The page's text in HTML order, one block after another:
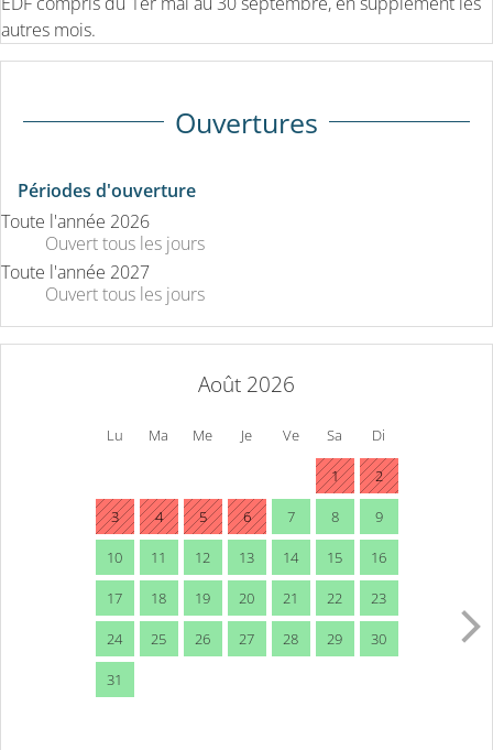
autres mois.
Ouvertures
Périodes d'ouverture
Toute l'année 2026
Ouverttous les jours
Toute l'année 2027
Ouverttous les jours
Août 2026
Lu Ma Me Je Ve Sa Di
1 2
3 4 5 6 7 8 9
10 11 12 13 14 15 16
17 18 19 20 21 22 23
24 25 26 27 28 29 30
31